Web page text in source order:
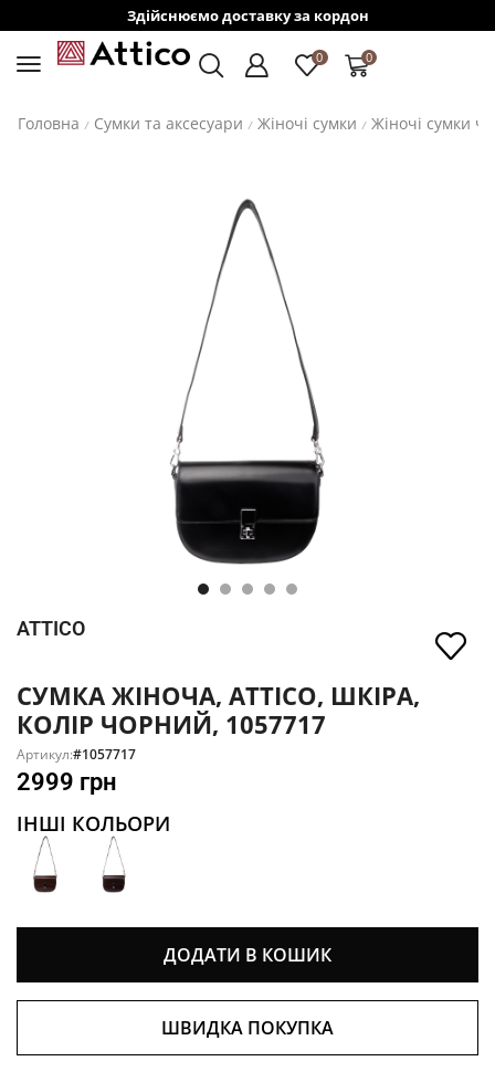
Здійснюємо доставку за кордон
0 0
Головна / Сумки та аксесуари / Жіночі сумки / Жіночі сумки
ATTICO
СУМКА ЖІНОЧА, ATTICO, ШКІРА,
КОЛІР ЧОРНИЙ, 1057717
Артикул:#1057717
2999 грн
ІНШІ КОЛЬОРИ
ДОДАТИ В КОШИК
ШВИДКА ПОКУПКА